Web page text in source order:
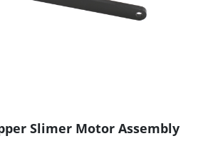
Slimer Motor Assembly